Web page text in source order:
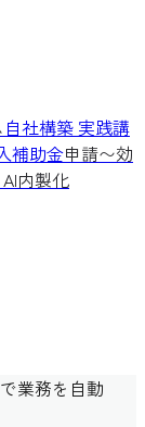
自社構築 実践講
補助金申請〜効
内製化
業務を自動